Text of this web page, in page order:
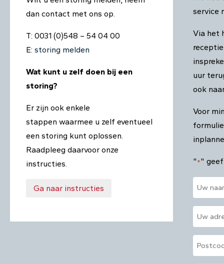
dan contact met ons op.
T: 0031 (0)548 – 54 04 00
E: storing melden
Wat kunt u zelf doen bij een
storing?
Er zijn ook enkele
stappen waarmee u zelf eventueel
een storing kunt oplossen.
Raadpleeg daarvoor onze
instructies.
Ga naar instructies
service
Via het
uur
ook
Voor
" *"